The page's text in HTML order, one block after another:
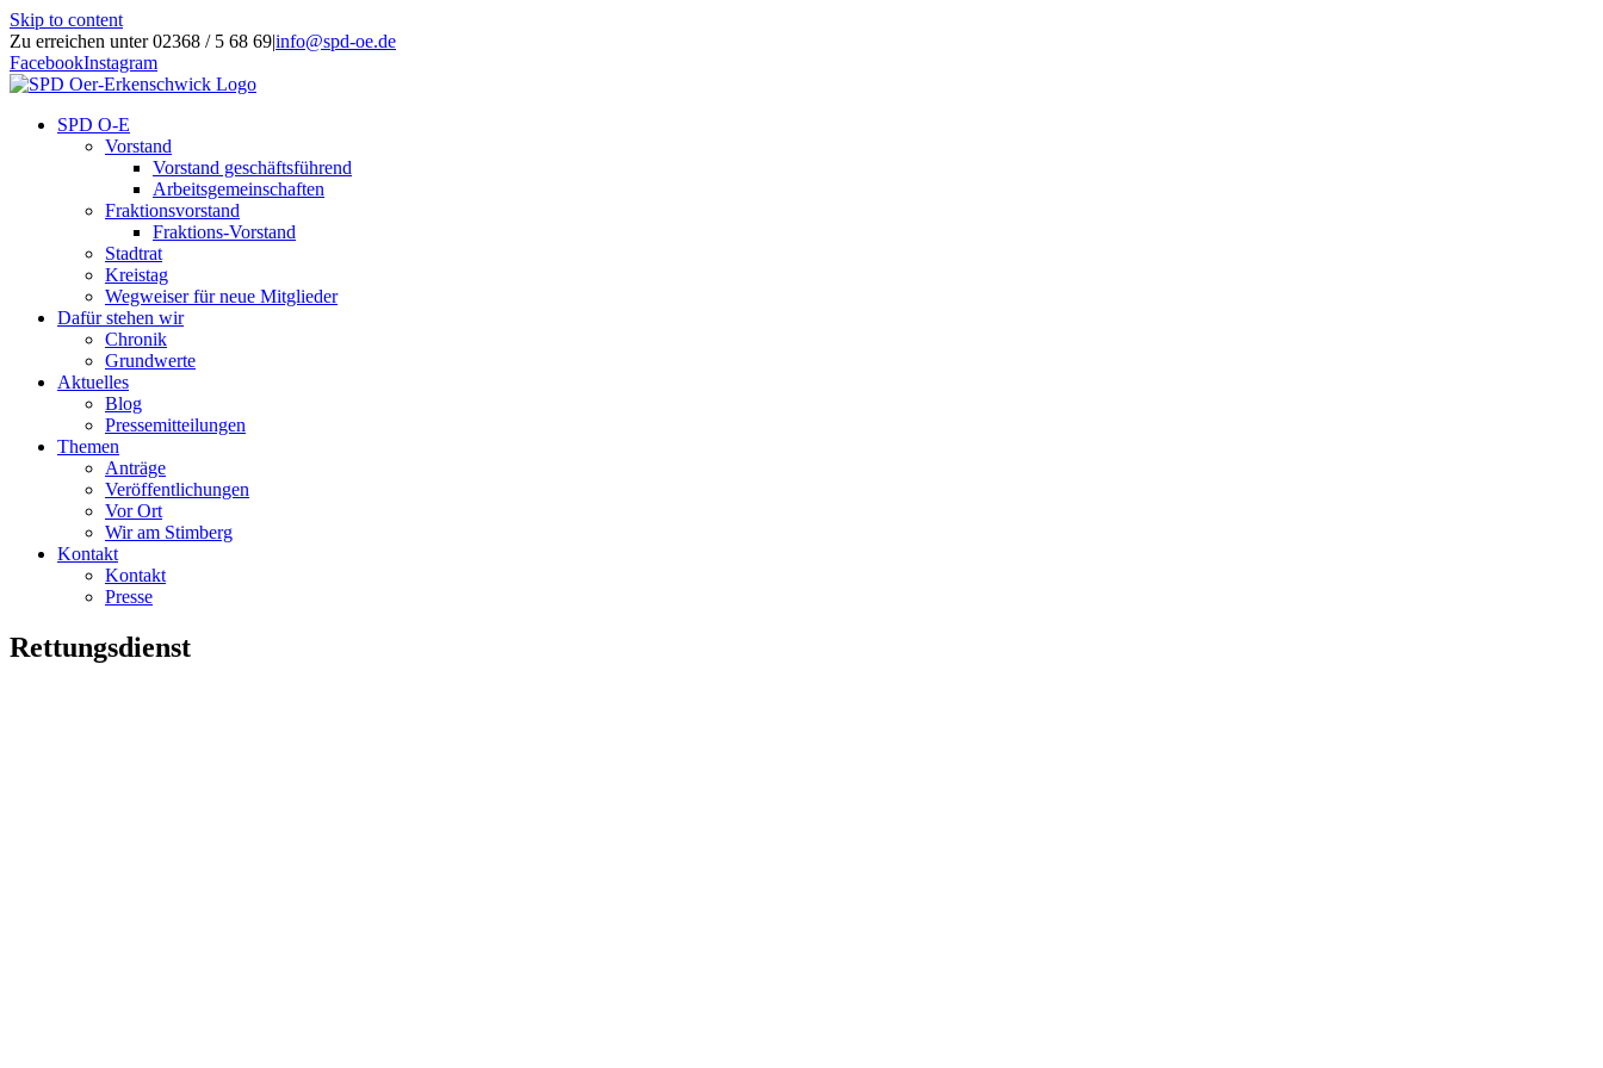
Skip to content
Zu erreichen unter 02368 / 5 68 69|info@spd-oe.de
FacebookInstagram
SPD O-E
Vorstand
Vorstand geschäftsführend
Arbeitsgemeinschaften
Fraktionsvorstand
Fraktions-Vorstand
Stadtrat
Kreistag
Wegweiser für neue Mitglieder
Dafür stehen wir
Chronik
Grundwerte
Aktuelles
Blog
Pressemitteilungen
Themen
Anträge
Veröffentlichungen
Vor Ort
Wir am Stimberg
Kontakt
Kontakt
Presse
Rettungsdienst